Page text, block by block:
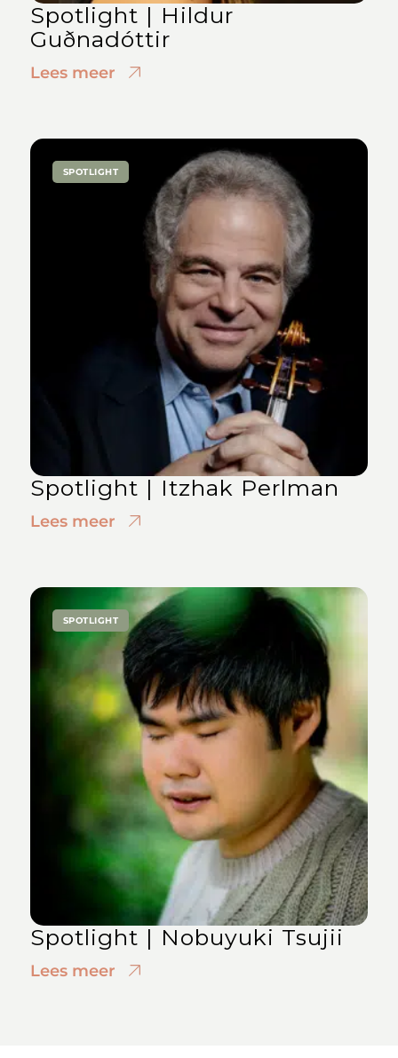
Spotlight | Hildur
Guðnadóttir
Lees meer
SPOTLIGHT
Spotlight | Itzhak Perlman
Lees meer
SPOTLIGHT
Spotlight | Nobuyuki Tsujii
Lees meer